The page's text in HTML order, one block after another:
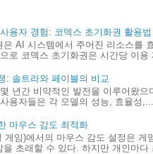
용자 경험: 코덱스 초기화권 활용법
은 AI 시스템에서 주어진 리소스를
로 코덱스 초기화권은 시간당 이용
: 솔트라와 페이블의 비교
년간 비약적인 발전을 이루어왔
용자들은 각 모델의 성능, 효율성,...
마우스 감도 최적화
게임)에서의 마우스 감도 설정은
을 초래할 수 있다. 하지만 개인마다